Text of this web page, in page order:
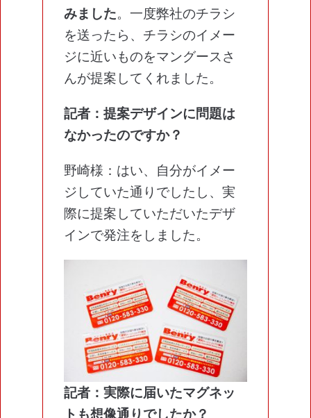
みました。一度弊社のチラシ
を送ったら、チラシのイメー
ジに近いものをマングースさ
んが提案してくれました。
記者：提案デザインに問題は
なかったのですか？
野崎様：はい、自分がイメー
ジしていた通りでしたし、実
際に提案していただいたデザ
インで発注をしました。
記者：実際に届いたマグネッ
トも想像通りでしたか？